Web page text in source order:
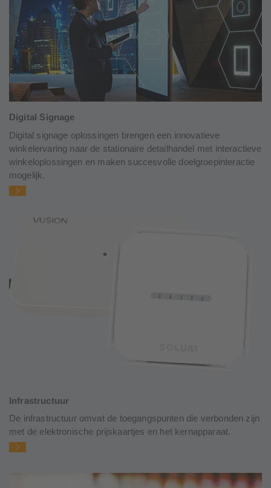
Digital Signage
Digital signage oplossingen brengen een innovatieve
winkelervaring naar de stationaire detailhandel met interactieve
winkeloplossingen en maken succesvolle doelgroepinteractie
mogelijk.
Infrastructuur
De infrastructuur omvat de toegangspunten die verbonden zijn
met de elektronische prijskaartjes en het kernapparaat.